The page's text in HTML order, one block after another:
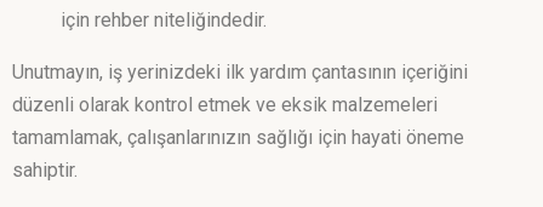
için rehber niteliğindedir.
Unutmayın, iş yerinizdeki ilk yardım çantasının içeriğini
düzenli olarak kontrol etmek ve eksik malzemeleri
tamamlamak, çalışanlarınızın sağlığı için hayati öneme
sahiptir.